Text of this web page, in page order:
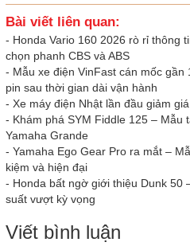
Bài viết liên quan:
- Honda Vario 160 2026 rò rỉ thông
chọn phanh CBS và ABS
- Mẫu xe điện VinFast cán mốc
pin sau thời gian dài vận hành
- Xe máy điện Nhật lần đầu giảm
- Khám phá SYM Fiddle 125 – Mẫu
Yamaha Grande
- Yamaha Ego Gear Pro ra mắt –
kiệm và hiện đại
- Honda bất ngờ giới thiệu Dunk 50
suất vượt kỳ vọng
Viết bình luận